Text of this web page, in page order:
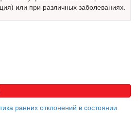
ведущих...
касаются увеличения риска
или при различных заболеваниях.
ранних отклонений в состоянии